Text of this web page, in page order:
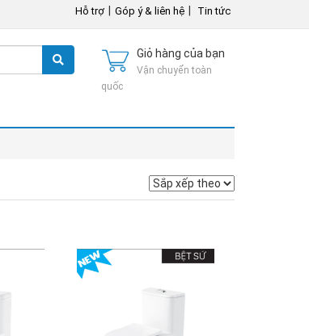
Hỗ trợ Góp ý & liên hệ Tin tức
Giỏ hàng của bạn
Vận chuyển toàn
quốc